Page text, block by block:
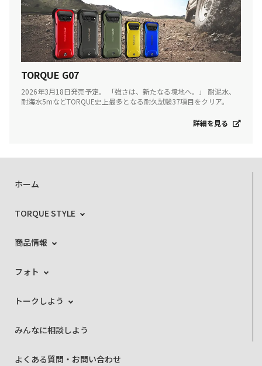
TORQUE G07
2026年3月18日発売予定。 「強さは、新たなる境地へ。」 耐泥水、
耐海水5mなどTORQUE史上最多となる耐久試験37項目をクリア。
詳細を見る
ホーム
TORQUE STYLE
商品情報
フォト
トークしよう
みんなに相談しよう
よくある質問・お問い合わせ